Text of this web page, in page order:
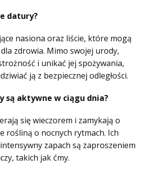
datury?
nasiona oraz liście, które mogą
zdrowia. Mimo swojej urody,
i unikać jej spożywania,
ją z bezpiecznej odległości.
są aktywne w ciągu dnia?
się wieczorem i zamykają o
rośliną o nocnych rytmach. Ich
zapach są zaproszeniem
takich jak ćmy.